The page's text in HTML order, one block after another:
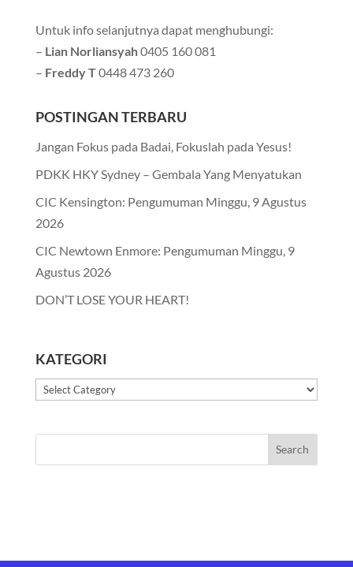
Untuk info selanjutnya dapat menghubungi:
– Lian Norliansyah0405 160 081
– Freddy T0448 473 260
POSTINGAN TERBARU
Jangan Fokus pada Badai, Fokuslah pada Yesus!
PDKK HKY Sydney – Gembala Yang Menyatukan
CIC Kensington: Pengumuman Minggu, 9 Agustus
2026
CIC Newtown Enmore: Pengumuman Minggu, 9
Agustus 2026
DON’T LOSE YOUR HEART!
KATEGORI
Kategori